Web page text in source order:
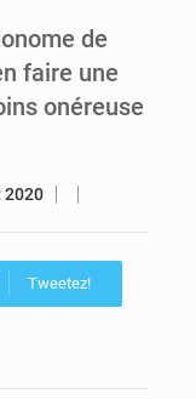
Noyade tragique à Kalalé : 2 enfants perdent la vie à Gawézi
de
faire une
onéreuse
2020
Tweetez!